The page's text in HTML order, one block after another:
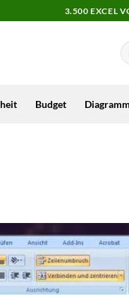
3.500 EXCEL
Budget